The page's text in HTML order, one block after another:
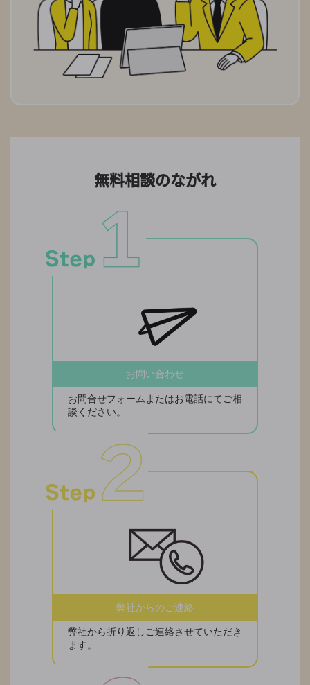
無料相談のながれ
お問い合わせ
お問合せフォームまたはお電話にてご相
談ください。
弊社からのご連絡
弊社から折り返しご連絡させていただき
ます。